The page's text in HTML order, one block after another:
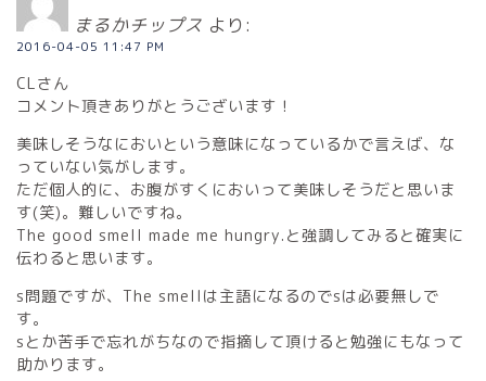
まるかチップス より:
2016-04-05 11:47 PM
CLさん
コメント頂きありがとうございます！
美味しそうなにおいという意味になっているかで言えば、な
っていない気がします。
ただ個人的に、お腹がすくにおいって美味しそうだと思いま
す(笑)。難しいですね。
The good smell made me hungry.と強調してみると確実に
伝わると思います。
s問題ですが、The smellは主語になるのでsは必要無しで
す。
sとか苦手で忘れがちなので指摘して頂けると勉強にもなって
助かります。